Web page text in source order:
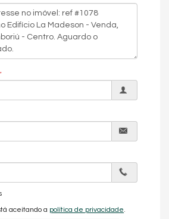
aceitando a política de privacidade